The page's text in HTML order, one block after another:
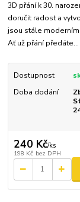
3D přání k 30.
doručit radost a
jsou stále
Ať už přání předáte...
Dostupnost
Doba dodání
240 Kč/ks
198 Kč bez DPH